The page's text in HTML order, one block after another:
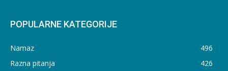
POPULARNE KATEGORIJE
Namaz
496
Razna pitanja
426